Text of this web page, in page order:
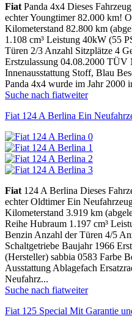
Fiat Panda 4x4 Dieses
echter Youngtimer 82.000 km!
Kilometerstand 82.800 km
1.108 cm³ Leistung 40kW (55
Türen 2/3 Anzahl Sitzplätze 4
Erstzulassung 04.08.2000 TÜV
Innenausstattung Stoff, Blau
Panda 4x4 wurde im Jahr 2000
Suche nach fiatweiter
Fiat 124 A Berlina Ein
Fiat 124 A Berlina Dieses
echter Oldtimer Ein
Kilometerstand 3.919 km
Reihe Hubraum 1.197 cm³
Benzin Anzahl der Türen 4/5
Schaltgetriebe Baujahr 1966
(Hersteller) sabbia 0583 Farbe
Ausstattung Ablagefach
Neufahrz...
Suche nach fiatweiter
Fiat 125 Special Mit Garantie